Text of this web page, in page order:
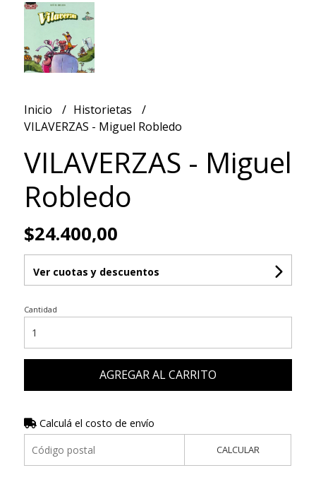
Inicio
Historietas
VILAVERZAS - Miguel Robledo
VILAVERZAS - Miguel
Robledo
$24.400,00
Ver cuotas y descuentos
Cantidad
AGREGAR AL CARRITO
Calculá el costo de envío
CALCULAR